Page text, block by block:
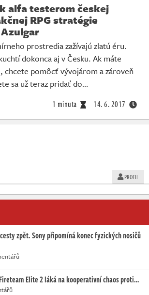
alfa testerom českej
RPG stratégie
prostredia zažívajú zlatú éru.
dokonca aj v Česku. Ak máte
chcete pomôcť vývojárom a zároveň
sa už teraz pridať do…
1 minuta 14. 6. 2017
PROFIL
zpět. Sony připomíná konec fyzických nosičů
Elite 2 láká na kooperativní chaos proti…